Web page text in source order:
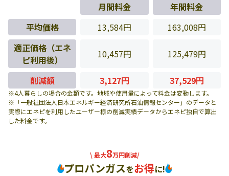
月間料金
年間料金
平均価格
13,584円
163,008円
適正価格（エネ
ピ利用後）
10,457円 125,479円
削減額 3,127円 37,529円
※4人暮らしの場合の金額です。地域や使用量によって料金は変動します。
※「一般社団法人日本エネルギー経済研究所石油情報センター」のデータと
実際にエネピを利用したユーザー様の削減実績データからエネピ独自で算出
した料金です。
\ 最大8万円削減/
プロパンガスをお得に!